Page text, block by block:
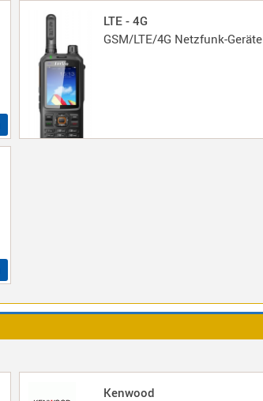
LTE - 4G
GSM/LTE/4G Netzfunk-Geräte
Kenwood